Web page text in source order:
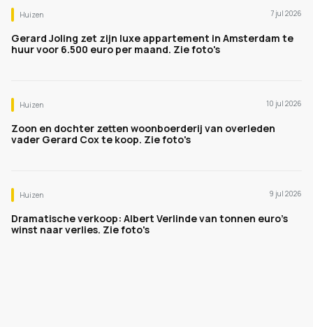
Huizen 7 jul 2026
Gerard Joling zet zijn luxe appartement in Amsterdam te
huur voor 6.500 euro per maand. Zie foto's
Huizen 10 jul 2026
Zoon en dochter zetten woonboerderij van overleden
vader Gerard Cox te koop. Zie foto's
Huizen 9 jul 2026
Dramatische verkoop: Albert Verlinde van tonnen euro's
winst naar verlies. Zie foto's